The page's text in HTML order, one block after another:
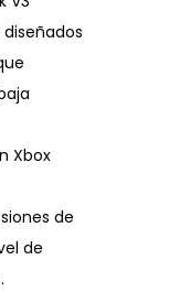
Xbox
de
de